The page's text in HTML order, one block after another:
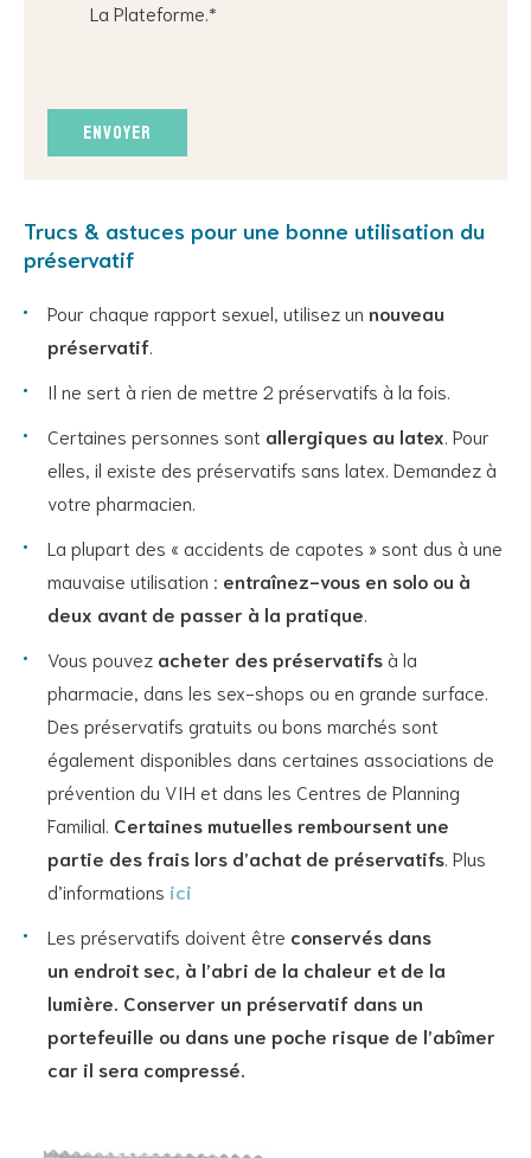
La Plateforme.*
laisser
ce
Trucs & astuces pour une bonne utilisation du
préservatif
Pour chaque rapport sexuel, utilisez un nouveau
préservatif
Il ne sert à rien de mettre 2 préservatifs à la fois.
Certaines personnes sont allergiques au latex . Pour
elles, il existe des préservatifs sans latex. Demandez à
votre pharmacien.
La plupart des « accidents de capotes » sont dus à une
mauvaise utilisation : entraînez-vous en solo ou à
deux avant de passer à la pratique
Vous pouvez acheter des préservatifs à la
pharmacie, dans les sex-shops ou en grande surface.
Des préservatifs gratuits ou bons marchés sont
également disponibles dans certaines associations de
prévention du VIH et dans les Centres de Planning
Familial. Certaines mutuelles remboursent une
partie des frais lors d’achat de préservatifs . Plus
d’informations ici
Les préservatifs doivent être conservés dans
un endroit sec à l’abri de la chaleur et de la
lumière Conserver un préservatif dans un
portefeuille ou dans une poche risque de l’abîmer
car il sera compressé.